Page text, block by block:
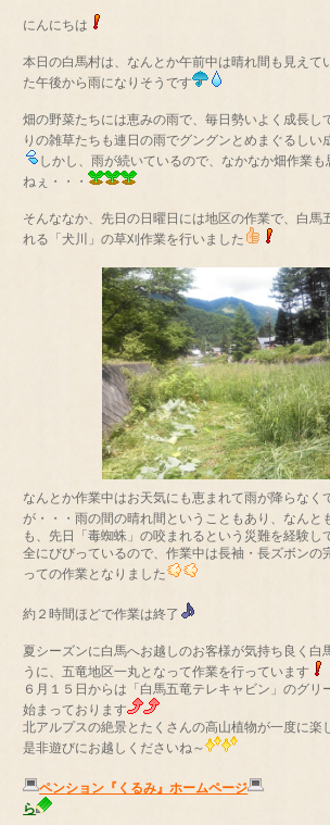
にんにちは
本日の白馬村は、なんとか午前中は晴れ間も見えて
た午後から雨になりそうです
畑の野菜たちには恵みの雨で、毎日勢いよく成長し
りの雑草たちも連日の雨でグングンとめまぐるしい
しかし、雨が続いているので、なかなか畑作業
ねぇ・・・
そんななか、先日の日曜日には地区の作業で、白馬
れる「犬川」の草刈作業を行いました
なんとか作業中はお天気にも恵まれて雨が降らなく
が・・・雨の間の晴れ間ということもあり、なんと
も、先日「毒蜘蛛」の咬まれるという災難を経験し
全にびびっているので、作業中は長袖・長ズボンの
っての作業となりました
約２時間ほどで作業は終了
夏シーズンに白馬へお越しのお客様が気持ち良く白
うに、五竜地区一丸となって作業を行っています
６月１５日からは「白馬五竜テレキャビン」のグリ
始まっております
北アルプスの絶景とたくさんの高山植物が一度に楽
是非遊びにお越しくださいね～
ペンション『くるみ』ホームページ
ら